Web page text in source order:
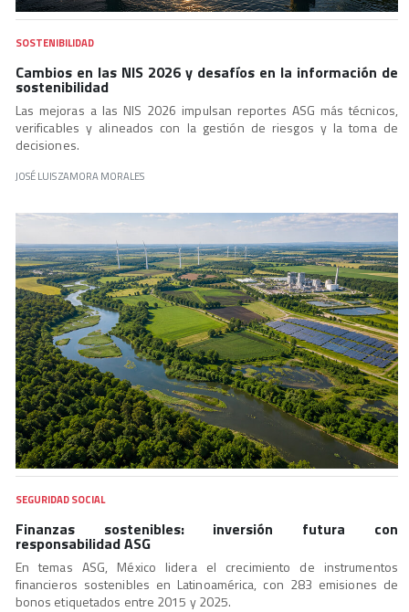
SOSTENIBILIDAD
Cambios en las NIS 2026 y desafíos en la información de
sostenibilidad
Las mejoras a las NIS 2026 impulsan reportes ASG más técnicos,
verificables y alineados con la gestión de riesgos y la toma de
decisiones.
JOSÉ LUIS ZAMORA MORALES
SEGURIDAD SOCIAL
Finanzas sostenibles: inversión futura con
responsabilidad ASG
En temas ASG, México lidera el crecimiento de instrumentos
financieros sostenibles en Latinoamérica, con 283 emisiones de
bonos etiquetados entre 2015 y 2025.